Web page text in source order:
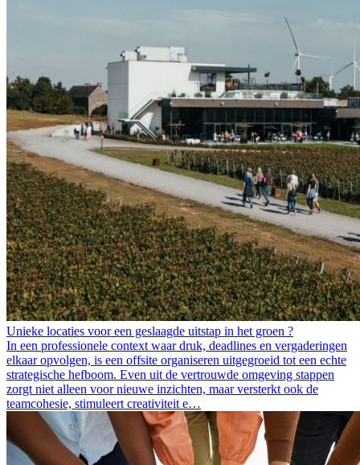
Unieke locaties voor een geslaagde uitstap in het groen ?
In een professionele context waar druk, deadlines en vergaderingen
elkaar opvolgen, is een offsite organiseren uitgegroeid tot een echte
strategische hefboom. Even uit de vertrouwde omgeving stappen
zorgt niet alleen voor nieuwe inzichten, maar versterkt ook de
teamcohesie, stimuleert creativiteit e…